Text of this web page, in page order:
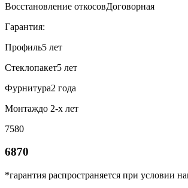
Восстановление откосовДоговорная
Гарантия:
Профиль5 лет
Стеклопакет5 лет
Фурнитура2 года
Монтаждо 2-х лет
7580
6870
*гарантия распространяется при условии